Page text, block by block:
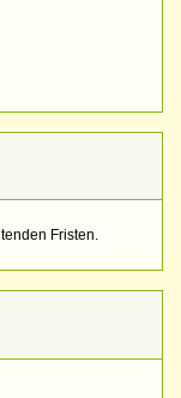
Fristen.